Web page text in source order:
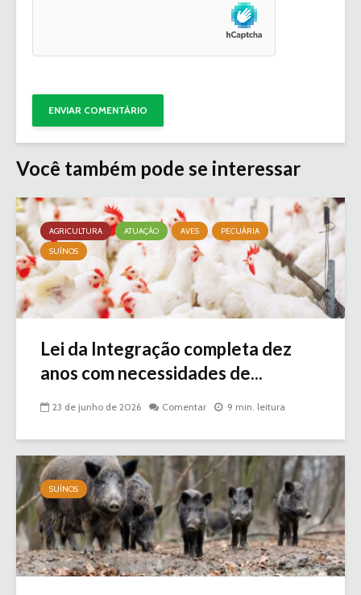
Você também pode se interessar
AGRICULTURA ATUAÇÃO AVES
PECUÁRIA
SUÍNOS
Lei da Integração completa dez
anos com necessidades de...
23 de junho de 2026 Comentar 9 min. leitura
SUÍNOS